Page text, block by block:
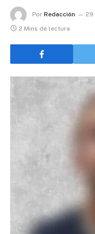
Por Redacción 29
2 Mins de lectura